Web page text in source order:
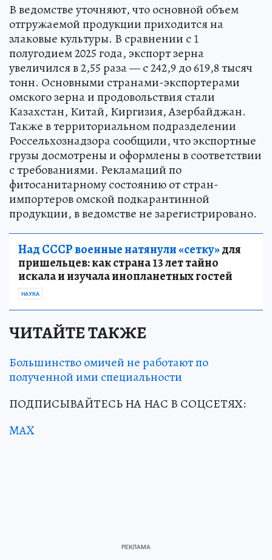
В ведомстве уточняют, что основной объем
отгружаемой продукции приходится на
злаковые культуры. В сравнении с 1
полугодием 2025 года, экспорт зерна
увеличился в 2,55 раза — с 242,9 до 619,8 тысяч
тонн. Основными странами-экспортерами
омского зерна и продовольствия стали
Казахстан, Китай, Киргизия, Азербайджан.
Также в территориальном подразделении
Россельхознадзора сообщили, что экспортные
грузы досмотрены и оформлены в соответствии
с требованиями. Рекламаций по
фитосанитарному состоянию от стран-
импортеров омской подкарантинной
продукции, в ведомстве не зарегистрировано.
Над СССР военные натянули «сетку»для
пришельцев: как страна 13 лет тайно
искала и изучала инопланетных гостей
НАУКА
ЧИТАЙТЕ ТАКЖЕ
Большинство омичей не работают по
полученной ими специальности
ПОДПИСЫВАЙТЕСЬ НА НАС В СОЦСЕТЯХ:
MAX